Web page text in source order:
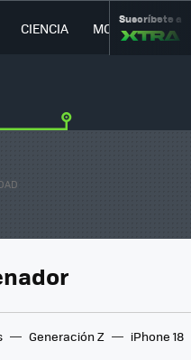
CIENCIA MOVILIDAD
Suscríbete a
Generación Z iPhone 18